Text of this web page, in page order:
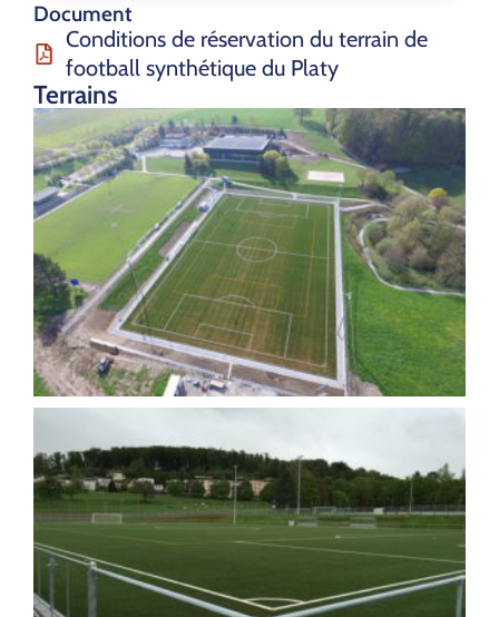
Document
Conditions de réservation du terrain de
football synthétique du Platy
Terrains